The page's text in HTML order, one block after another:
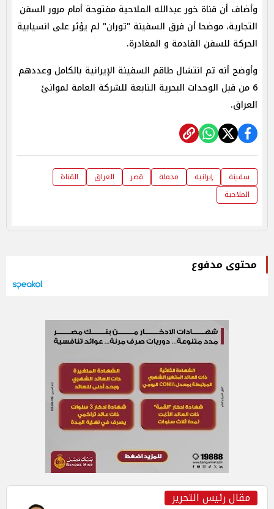
وأضاف أن قناة خور عبدالله الملاحية مفتوحة أمام مرور السفن
التجارية، موضحا أن فرق السفينة "توران" لم يؤثر على انسيابية
الحركة للسفن القادمة و المغادرة.
وأوضح أنه تم انتشال طاقم السفينة الإيرانية بالكامل وعددهم
6 من قبل الوحدات البحرية التابعة للشركة العامة لموانئ
العراق.
سفينة إيرانية محملة قصر العراق
القناة
الملاحية
محتوى مدفوع
مقال رئيس التحرير